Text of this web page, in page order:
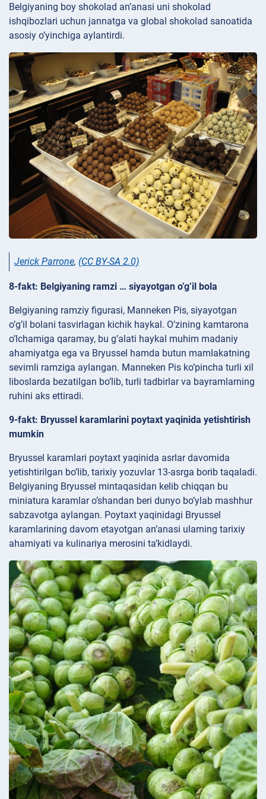
Belgiyaning boy shokolad an’anasi uni shokolad
ishqibozlari uchun jannatga va global shokolad sanoatida
asosiy o’yinchiga aylantirdi.
Jerick Parrone, (CC BY-SA 2.0)
8-fakt: Belgiyaning ramzi … siyayotgan o’g’il bola
Belgiyaning ramziy figurasi, Manneken Pis, siyayotgan
o’g’il bolani tasvirlagan kichik haykal. O’zining kamtarona
o’lchamiga qaramay, bu g’alati haykal muhim madaniy
ahamiyatga ega va Bryussel hamda butun mamlakatning
sevimli ramziga aylangan. Manneken Pis ko’pincha turli xil
liboslarda bezatilgan bo’lib, turli tadbirlar va bayramlarning
ruhini aks ettiradi.
9-fakt: Bryussel karamlarini poytaxt yaqinida yetishtirish
mumkin
Bryussel karamlari poytaxt yaqinida asrlar davomida
yetishtirilgan bo’lib, tarixiy yozuvlar 13-asrga borib taqaladi.
Belgiyaning Bryussel mintaqasidan kelib chiqqan bu
miniatura karamlar o’shandan beri dunyo bo’ylab mashhur
sabzavotga aylangan. Poytaxt yaqinidagi Bryussel
karamlarining davom etayotgan an’anasi ularning tarixiy
ahamiyati va kulinariya merosini ta’kidlaydi.